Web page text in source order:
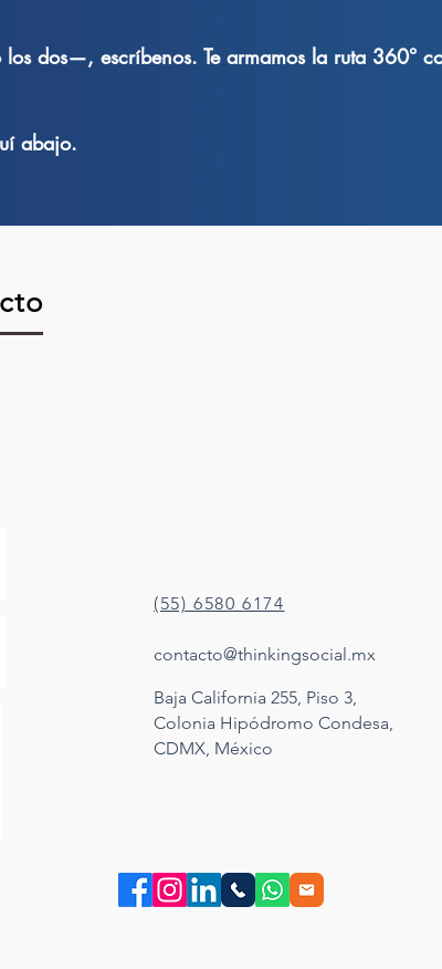
dos—, escríbenos. Te armamos la ruta 360°
abajo.
(55) 6580 6174
contacto@thinkingsocial.mx
Baja California 255, Piso 3,
Colonia Hipódromo Condesa,
CDMX, México